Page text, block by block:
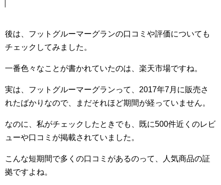
後は、フットグルーマーグランの口コミや評価についても
チェックしてみました。
一番色々なことが書かれていたのは、楽天市場ですね。
実は、フットグルーマーグランって、2017年7月に販売さ
れたばかりなので、まだそれほど期間が経っていません。
なのに、私がチェックしたときでも、既に500件近くのレビ
ューや口コミが掲載されていました。
こんな短期間で多くの口コミがあるのって、人気商品の証
拠ですよね。